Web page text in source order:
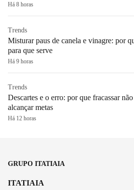
Há 8 horas
Trends
Misturar paus de canela e vinagre: por
para que serve
Há 9 horas
Trends
Descartes e o erro: por que fracassar
alcançar metas
Há 12 horas
GRUPO ITATIAIA
ITATIAIA